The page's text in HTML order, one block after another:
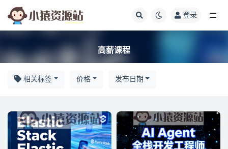
登录
高薪课程
相关标签 价格 发布日期